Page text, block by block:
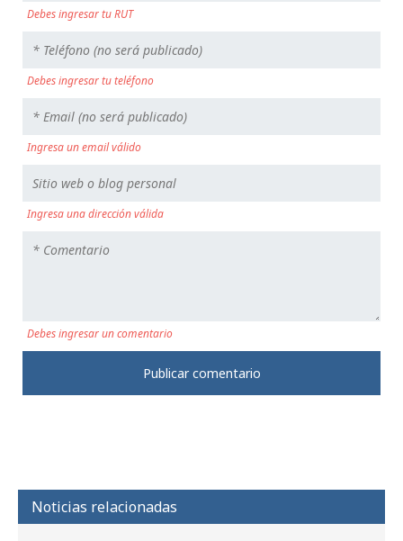
Debes ingresar tu RUT
Debes ingresar tu teléfono
Ingresa un email válido
Ingresa una dirección válida
Debes ingresar un comentario
Noticias relacionadas